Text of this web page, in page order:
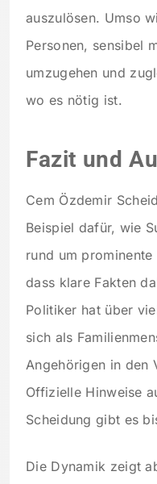
auszulösen. Umso
Personen, sensibel
umzugehen und
wo es nötig ist.
Fazit und
Cem Özdemir
Beispiel dafür, wie
rund um
dass klare Fakten
Politiker hat über
sich als
Angehörigen in den
Offizielle Hinweise
Scheidung gibt es
Die Dynamik zeigt